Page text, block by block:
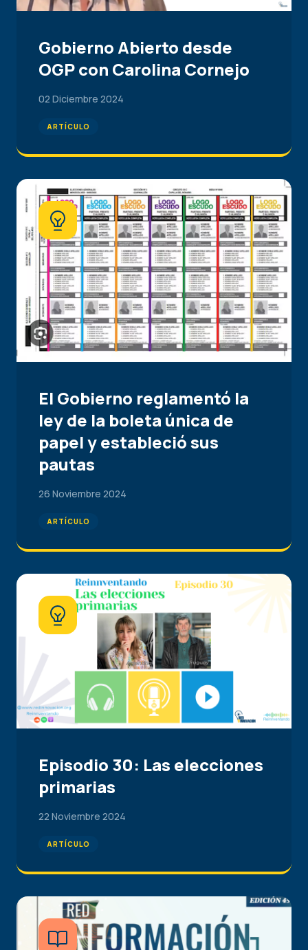
Gobierno Abierto desde
OGP con Carolina Cornejo
02 Diciembre 2024
ARTÍCULO
El Gobierno reglamentó la
ley de la boleta única de
papel y estableció sus
pautas
26 Noviembre 2024
ARTÍCULO
Episodio 30: Las elecciones
primarias
22 Noviembre 2024
ARTÍCULO